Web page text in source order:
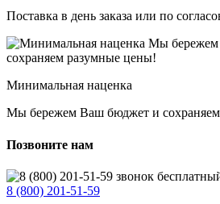
Поставка в день заказа или по
Минимальная наценка
Мы бережем Ваш бюджет и
Позвоните нам
8 (800) 201-51-59